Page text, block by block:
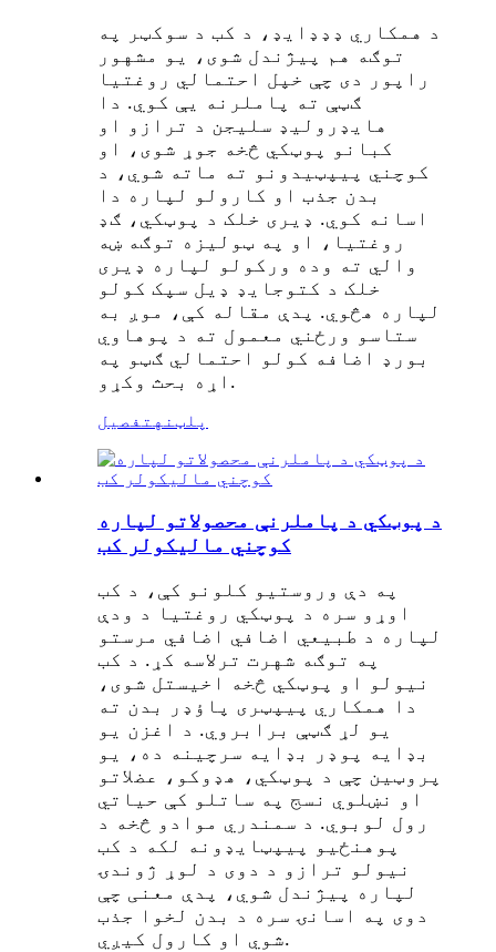
د همکاري ډډډایډ، د کب د سوکټر په
توګه هم پیژندل شوی، یو مشهور
راپور دی چې خپل احتمالي روغتیا
ګټې ته پاملرنه یې کوي. دا
هایډرولیډ سلیجن د ترازو او
کبانو پوټکي څخه جوړ شوی، او
کوچني پیپټیدونو ته ماته شوي، د
بدن جذب او کارولو لپاره دا
اسانه کوي. ډیری خلک د پوټکي، ګډ
روغتیا، او په ټولیزه توګه ښه
والي ته وده ورکولو لپاره ډیری
خلک د کتوجایډ ډیل سپک کولو
لپاره هڅوي. پدې مقاله کې، موږ به
ستاسو ورځني معمول ته د پوهاوي
بورډ اضافه کولو احتمالي ګټو په
اړه بحث وکړو.
پلټنه تفصیل
د پوټکي د پاملرنې محصولاتو لپاره
کوچني ماليکولر کب
په دې وروستیو کلونو کې، د کب
اوړو سره د پوټکي روغتیا د ودې
لپاره د طبیعي اضافي اضافي مرستو
په توګه شهرت ترلاسه کړ. د کب
نیولو او پوټکي څخه اخیستل شوی،
دا همکاري پیپټری پاؤډر بدن ته
یو لړ ګټې برابروي. د اغزن یو
بډایه پوډر بډایه سرچینه ده، یو
پروټین چې د پوټکي، هډوکو، عضلاتو
او نښلوي نسج په ساتلو کې حیاتي
رول لوبوي. د سمندري موادو څخه د
پوهنځیو پیپټایډونه لکه د کب
نیولو ترازو د دوی د لوړ ژوندۍ
لپاره پیژندل شوي، پدې معنی چې
دوی په اسانۍ سره د بدن لخوا جذب
شوي او کارول کیږي.